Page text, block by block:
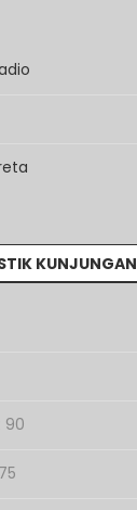
KUNJUNGAN
90